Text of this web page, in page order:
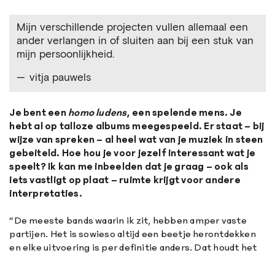
Mijn verschillende projecten vullen allemaal een
ander verlangen in of sluiten aan bij een stuk van
mijn persoonlijkheid.
vitja pauwels
Je bent een homo ludens, een spelende mens. Je
hebt al op talloze albums meegespeeld. Er staat – bij
wijze van spreken – al heel wat van je muziek in steen
gebeiteld. Hoe hou je voor jezelf interessant wat je
speelt? Ik kan me inbeelden dat je graag – ook als
iets vastligt op plaat – ruimte krijgt voor andere
interpretaties.
“De meeste bands waarin ik zit, hebben amper vaste
partijen. Het is sowieso altijd een beetje herontdekken
en elke uitvoering is per definitie anders. Dat houdt het